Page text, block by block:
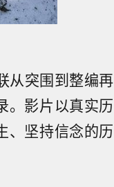
从突围到整编再
。影片以真实历
、坚持信念的历